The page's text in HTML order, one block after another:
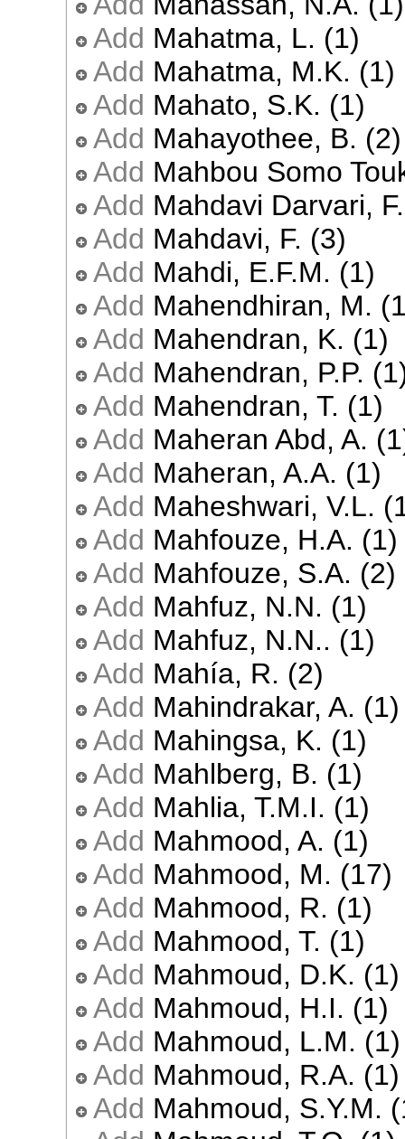
Add Mahatma, L. (1)
Add Mahatma, M.K. (1)
Add Mahato, S.K. (1)
Add Mahayothee, B. (2)
Add Mahbou Somo
Add Mahdavi Darvari,
Add Mahdavi, F. (3)
Add Mahdi, E.F.M. (1)
Add Mahendhiran, M.
Add Mahendran, K. (1)
Add Mahendran, P.P.
Add Mahendran, T. (1)
Add Maheran Abd, A.
Add Maheran, A.A. (1)
Add Maheshwari, V.L.
Add Mahfouze, H.A. (1)
Add Mahfouze, S.A. (2)
Add Mahfuz, N.N. (1)
Add Mahfuz, N.N.. (1)
Add Mahía, R. (2)
Add Mahindrakar, A. (1)
Add Mahingsa, K. (1)
Add Mahlberg, B. (1)
Add Mahlia, T.M.I. (1)
Add Mahmood, A. (1)
Add Mahmood, M. (17)
Add Mahmood, R. (1)
Add Mahmood, T. (1)
Add Mahmoud, D.K. (1)
Add Mahmoud, H.I. (1)
Add Mahmoud, L.M. (1)
Add Mahmoud, R.A. (1)
Add Mahmoud, S.Y.M.